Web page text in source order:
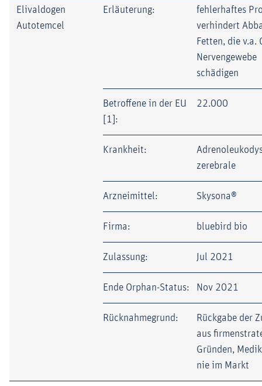
Elivaldogen
Autotemcel
Erläuterung:
fehlerhaftes
verhindert
Fetten, die v.a.
Nervengewebe
schädigen
Betroffene in der EU
[1]:
22.000
Krankheit:
zerebrale
Arzneimittel: Skysona®
Firma: bluebird bio
Zulassung: Jul 2021
Ende Orphan-Status: Nov 2021
Rücknahmegrund:
Rückgabe der
aus
Gründen,
nie im Markt